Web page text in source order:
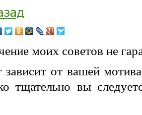
моих советов не
зависит от вашей
тщательно вы